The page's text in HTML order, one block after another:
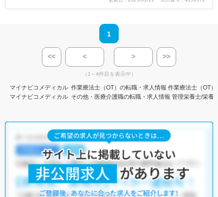
1
<< < > >>
（1～4件目を表示中）
マイナビコメディカル 作業療法士（OT）の転職・求人情報 作業療法士（OT
マイナビコメディカル その他・医療介護職の転職・求人情報 管理栄養士/栄養